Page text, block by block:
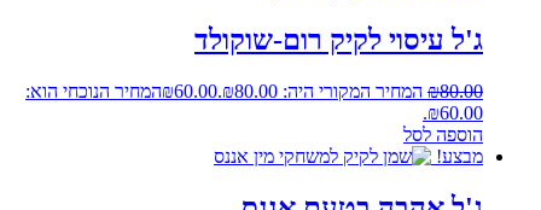
ג'ל עיסוי לקיק רום-שוקולד
₪80.00 המחיר המקורי היה: ₪80.00. ₪60.00
המחיר הנוכחי הוא:
₪60.00.
הוספה לסל
מבצע!